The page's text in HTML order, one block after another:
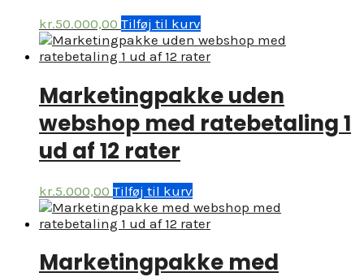
kr.50.000,00 Tilføj til kurv
Marketingpakke uden
webshop med ratebetaling 1
ud af 12 rater
kr.5.000,00 Tilføj til kurv
Marketingpakke med